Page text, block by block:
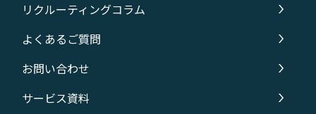
リクルーティングコラム
よくあるご質問
お問い合わせ
サービス資料